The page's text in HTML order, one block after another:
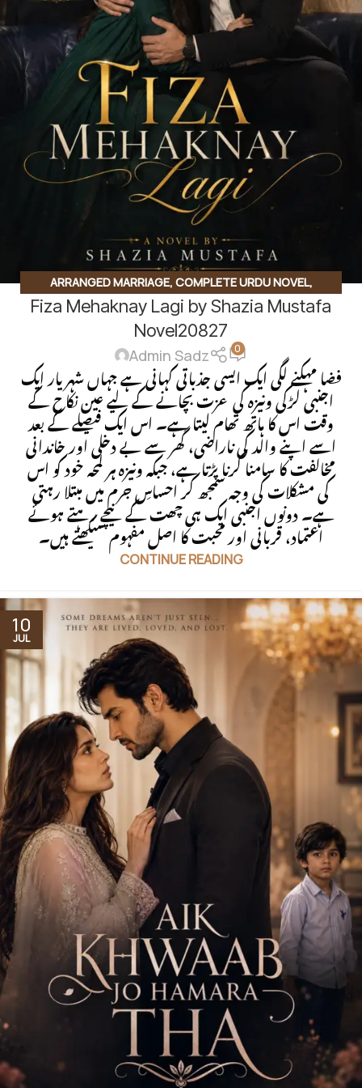
ARRANGED MARRIAGE, COMPLETE URDU NOVEL,
EMERGENCY NIKKAH,FAMILY DRAMA,FORCED MARRIAGE
BASED
Fiza Mehaknay Lagi by Shazia Mustafa
Novel20827
Admin Sadz 0
فضا مہکنے لگی ایک ایسی جذباتی کہانی ہے جہاں شہریار ایک
اجنبی لڑکی ونیزہ کی عزت بچانے کے لیے عین نکاح کے
وقت اس کا ہاتھ تھام لیتا ہے۔ اس ایک فیصلے کے بعد
اسے اپنے والد کی ناراضی، گھر سے بے دخلی اور خاندانی
مخالفت کا سامنا کرنا پڑتا ہے، جبکہ ونیزہ ہر لمحہ خود کو اس
کی مشکلات کی وجہ سمجھ کر احساسِ جرم میں مبتلا رہتی
ہے۔ دونوں اجنبی ایک ہی چھت کے نیچے رہتے ہوئے
اعتماد، قربانی اور محبت کا اصل مفہوم سیکھتے ہیں۔
CONTINUE READING
10
JUL